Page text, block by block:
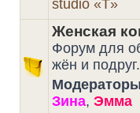
studio «T»
Женская
Форум для
жён и
Зина, Эмма